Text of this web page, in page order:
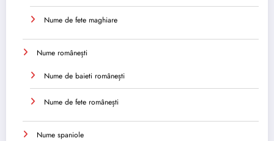
Nume de fete maghiare
Nume românești
Nume de baieti românești
Nume de fete românești
Nume spaniole